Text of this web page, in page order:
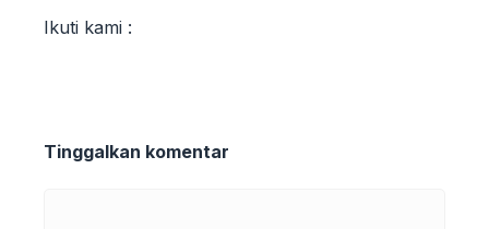
Ikuti kami :
Tinggalkan komentar